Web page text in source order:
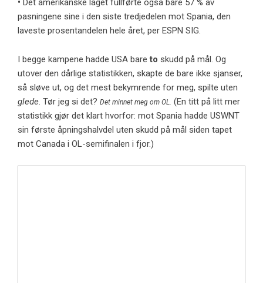
• Det amerikanske laget fullførte også bare 57 % av
pasningene sine i den siste tredjedelen mot Spania, den
laveste prosentandelen hele året, per ESPN SIG.
I begge kampene hadde USA bareto skudd på mål. Og
utover den dårlige statistikken, skapte de bare ikke sjanser,
så sløve ut, og det mest bekymrende for meg, spilte uten
glede. Tør jeg si det? Det minnet meg om OL. (En titt på litt mer
statistikk gjør det klart hvorfor: mot Spania hadde USWNT
sin første åpningshalvdel uten skudd på mål siden tapet
mot Canada i OL-semifinalen i fjor.)